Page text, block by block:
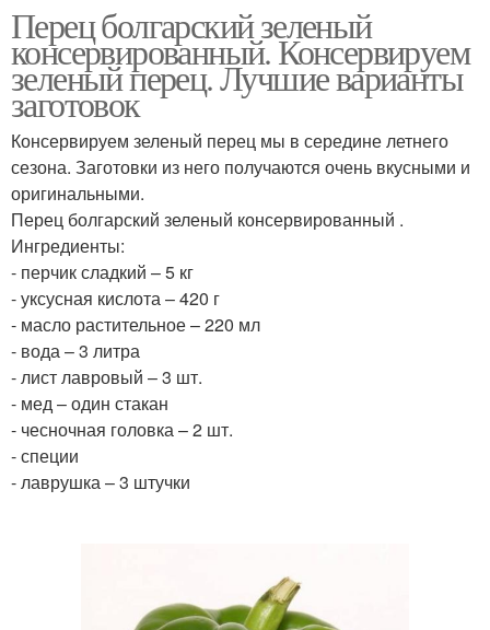
Перец болгарский зеленый
консервированный. Консервируем
зеленый перец. Лучшие варианты
заготовок
Консервируем зеленый перец мы в середине летнего
сезона. Заготовки из него получаются очень вкусными и
оригинальными.
Перец болгарский зеленый консервированный .
Ингредиенты:
- перчик сладкий – 5 кг
- уксусная кислота – 420 г
- масло растительное – 220 мл
- вода – 3 литра
- лист лавровый – 3 шт.
- мед – один стакан
- чесночная головка – 2 шт.
- специи
- лаврушка – 3 штучки